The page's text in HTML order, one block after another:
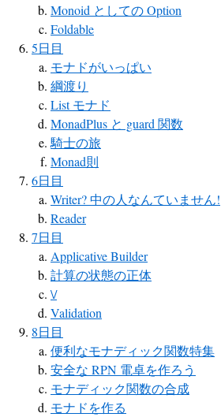
Monoid としての Option
Foldable
5日目
モナドがいっぱい
綱渡り
List モナド
MonadPlus と guard 関数
騎士の旅
Monad則
6日目
Writer? 中の人なんていません!
Reader
7日目
Applicative Builder
計算の状態の正体
\/
Validation
8日目
便利なモナディック関数特集
安全な RPN 電卓を作ろう
モナディック関数の合成
モナドを作る